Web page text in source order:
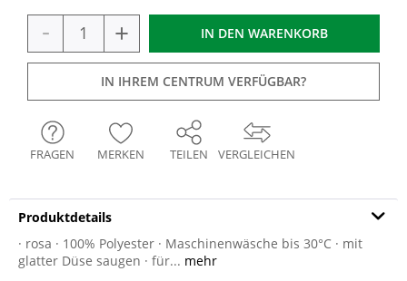
- + IN DEN WARENKORB
IN IHREM CENTRUM VERFÜGBAR?
VERGLEICHEN
FRAGEN MERKEN TEILEN
Produktdetails
· rosa · 100% Polyester · Maschinenwäsche bis 30°C · mit
glatter Düse saugen · für... mehr